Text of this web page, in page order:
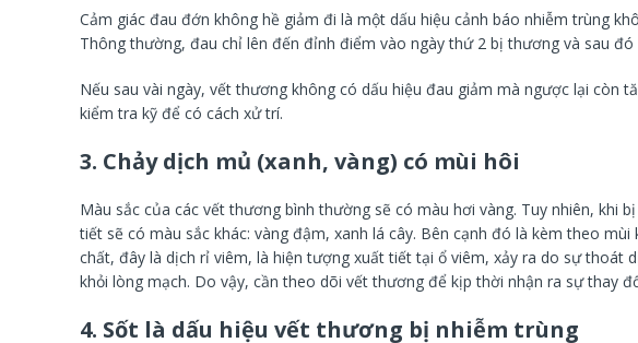
Cảm giác đau đớn không hề giảm đi là một dấu hiệu cảnh báo nhiễm trùng
Thông thường, đau chỉ lên đến đỉnh điểm vào ngày thứ 2 bị thương và sau đó
Nếu sau vài ngày, vết thương không có dấu hiệu đau giảm mà ngược lại còn
kiểm tra kỹ để có cách xử trí.
3. Chảy dịch mủ (xanh, vàng) có mùi hôi
Màu sắc của các vết thương bình thường sẽ có màu hơi vàng. Tuy nhiên, khi
tiết sẽ có màu sắc khác: vàng đậm, xanh lá cây. Bên cạnh đó là kèm theo mùi
chất, đây là dịch rỉ viêm, là hiện tượng xuất tiết tại ổ viêm, xảy ra do sự thoát
khỏi lòng mạch. Do vậy, cần theo dõi vết thương để kịp thời nhận ra sự thay
4. Sốt là dấu hiệu vết thương bị nhiễm trùng